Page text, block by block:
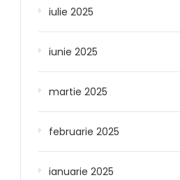
iulie 2025
iunie 2025
martie 2025
februarie 2025
ianuarie 2025